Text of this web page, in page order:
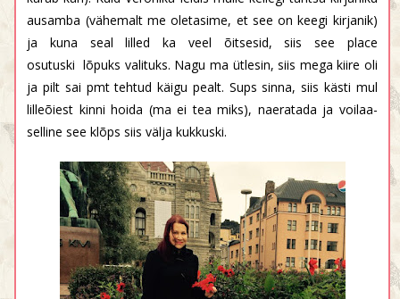
ausamba (vähemalt me oletasime, et see on keegi kirjanik)
ja kuna seal lilled ka veel õitsesid, siis see place
osutuski lõpuks valituks. Nagu ma ütlesin, siis mega kiire oli
ja pilt sai pmt tehtud käigu pealt. Sups sinna, siis kästi mul
lilleõiest kinni hoida (ma ei tea miks), naeratada ja voilaa-
selline see klõps siis välja kukkuski.